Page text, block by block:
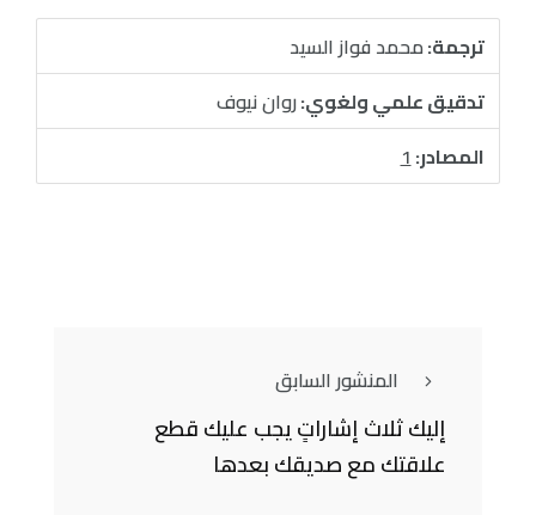
ترجمة:محمد فواز السيد
تدقيق علمي ولغوي:روان نيوف
المصادر:1
المنشور السابق
إليك ثلاث إشاراتٍ يجب عليك قطع
علاقتك مع صديقك بعدها